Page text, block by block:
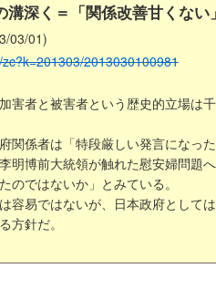
溝深く＝「関係改善甘くない
03/01)
2013030100981
害者と被害者という歴史的立場は
関係者は「特段厳しい発言になっ
明博前大統領が触れた慰安婦問題
のではないか」とみている。
容易ではないが、日本政府として
方針だ。